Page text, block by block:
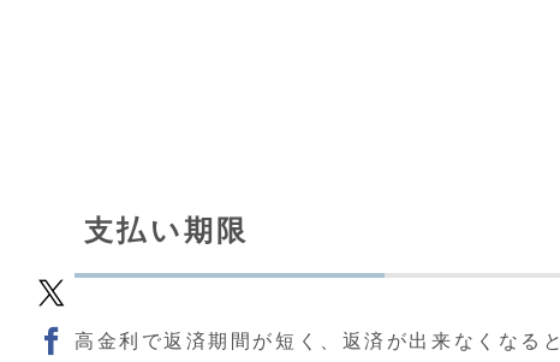
支払い期限
高金利で返済期間が短く、返済が出来なくなると